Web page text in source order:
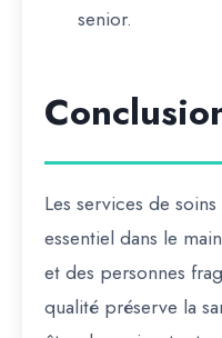
senior.
Les services de
essentiel dans le
et des personnes
qualité préserve la